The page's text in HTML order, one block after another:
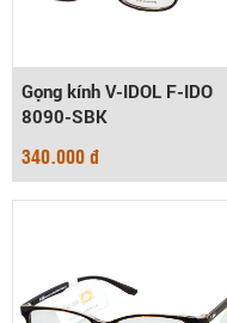
Gọng kính V-IDOL F-IDO
8090-SBK
340.000 đ